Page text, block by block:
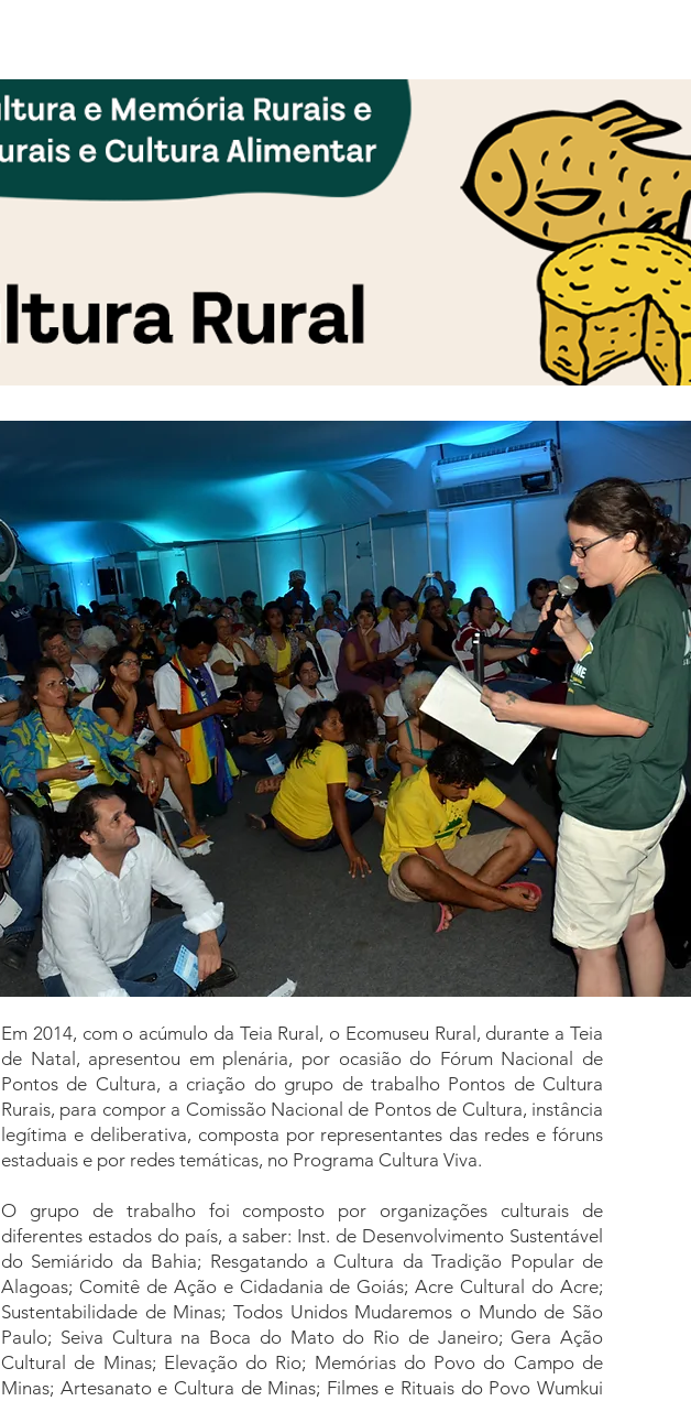
Em 2014, com o acúmulo da Teia Rural, o Ecomuseu Rural, durante a Teia
de Natal, apresentou em plenária, por ocasião do Fórum Nacional de
Pontos de Cultura, a criação do grupo de trabalho Pontos de Cultura
Rurais, para compor a Comissão Nacional de Pontos de Cultura, instância
legítima e deliberativa, composta por representantes das redes e fóruns
estaduais e por redes temáticas, no Programa Cultura Viva.
O grupo de trabalho foi composto por organizações culturais de
diferentes estados do país, a saber: Inst. de Desenvolvimento Sustentável
do Semiárido da Bahia; Resgatando a Cultura da Tradição Popular de
Alagoas; Comitê de Ação e Cidadania de Goiás; Acre Cultural do Acre;
Sustentabilidade de Minas; Todos Unidos Mudaremos o Mundo de São
Paulo; Seiva Cultura na Boca do Mato do Rio de Janeiro; Gera Ação
Cultural de Minas; Elevação do Rio; Memórias do Povo do Campo de
Minas; Artesanato e Cultura de Minas; Filmes e Rituais do Povo Wumkui